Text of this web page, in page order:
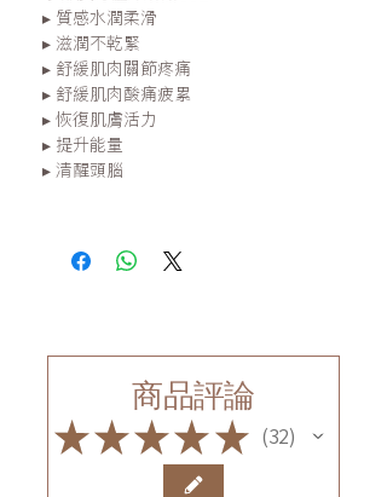
▸ 質感水潤 柔滑
▸ 滋潤不乾緊
▸ 舒緩肌肉關節疼痛
▸ 舒緩肌肉 酸痛疲累
▸ 恢復肌膚活力
▸ 提升能量
▸ 清醒頭腦
商品評論
★★★★★ 32
32